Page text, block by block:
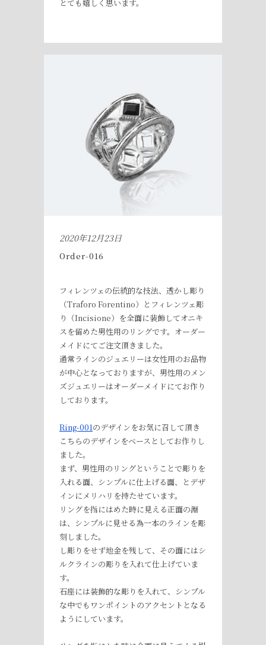
とても嬉しく思います。
2020年12月23日
Order-016
フィレンツェの伝統的な技法、透かし彫り
（Traforo Forentino）とフィレンツェ彫
り（Incisione）を全面に装飾してオニキ
スを留めた男性用のリングです。オーダー
メイドにてご注文頂きました。
通常ラインのジュエリーは女性用のお品物
が中心となっておりますが、男性用のメン
ズジュエリーはオーダーメイドにてお作り
しております。
Ring-001のデザインをお気に召して頂き
こちらのデザインをベースとしてお作りし
ました。
まず、男性用のリングということで彫りを
入れる面、シンプルに仕上げる面、とデザ
インにメリハリを持たせています。
リングを指にはめた時に見える正面の淵
は、シンプルに見せる為一本のラインを彫
刻しました。
し彫りをせず地金を残して、その面にはシ
ルクラインの彫りを入れて仕上げていま
す。
石座には装飾的な彫りを入れて、シンプル
な中でもワンポイントのアクセントとなる
ようにしています。